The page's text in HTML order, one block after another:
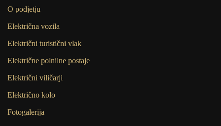
O podjetju
Električna vozila
Električni turistični vlak
Električne polnilne postaje
Električni viličarji
Električno kolo
Fotogalerija